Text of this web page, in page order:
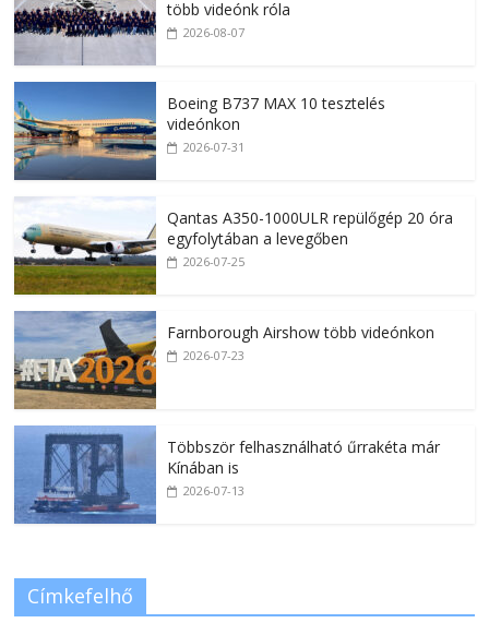
több videónk róla
2026-08-07
Boeing B737 MAX 10 tesztelés
videónkon
2026-07-31
Qantas A350-1000ULR repülőgép 20 óra
egyfolytában a levegőben
2026-07-25
Farnborough Airshow több videónkon
2026-07-23
Többször felhasználható űrrakéta már
Kínában is
2026-07-13
Címkefelhő